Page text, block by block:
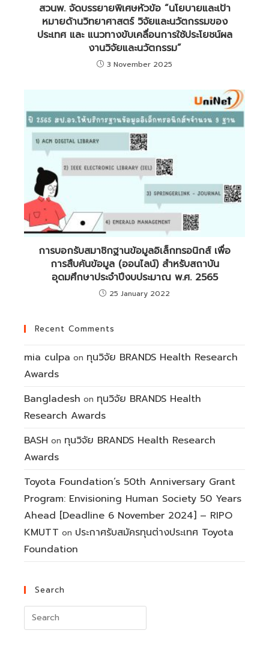
สวนพ. จัดบรรยายพิเศษหัวข้อ “นโยบายและเป้า
หมายด้านวิทยาศาสตร์ วิจัยและนวัตกรรมของ
ประเทศ และ แนวทางขับเคลื่อนการใช้ประโยชน์ผล
งานวิจัยและนวัตกรรม”
3 November 2025
การบอกรับสมาชิกฐานข้อมูลอิเล็กทรอนิกส์ เพื่อ
การสืบค้นข้อมูล (ออนไลน์) สำหรับสถาบัน
อุดมศึกษาประจำปีงบประมาณ พ.ศ. 2565
25 January 2022
Recent Comments
mia culpa on ทุนวิจัย BRANDS Health Research
Awards
Bangladesh on ทุนวิจัย BRANDS Health
Research Awards
BASH on ทุนวิจัย BRANDS Health Research
Awards
Toyota Foundation’s 50th Anniversary Grant
Program: Envisioning Human Society 50 Years
Ahead [Deadline 6 November 2024] – RIPO
KMUTT on ประกาศรับสมัครทุนต่างประเทศ Toyota
Foundation
Search
Search
for: